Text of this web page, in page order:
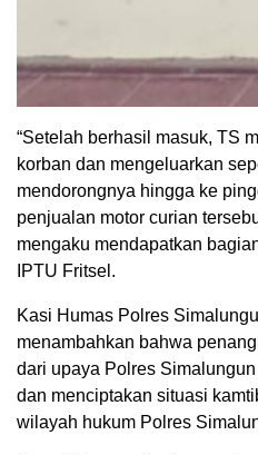
“Setelah berhasil masuk, TS
korban dan mengeluarkan
mendorongnya hingga ke
penjualan motor curian
mengaku mendapatkan
IPTU Fritsel.
Kasi Humas Polres
menambahkan bahwa
dari upaya Polres
dan menciptakan situasi
wilayah hukum Polres